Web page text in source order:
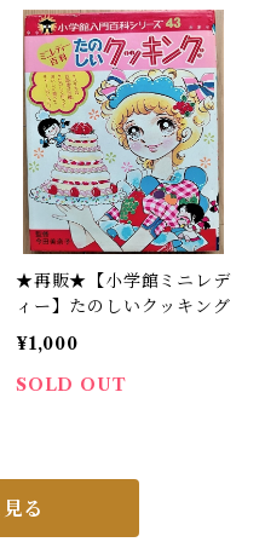
★再販★【小学館ミニレデ
ィー】たのしいクッキング
¥1,000
SOLD OUT
る